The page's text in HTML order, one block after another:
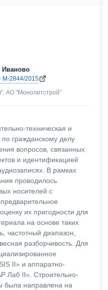
Иваново
М-2844/2015
АО "Монолитстрой"
техническая и
гражданскому делу
вопросов, связанных
и идентификацией
В рамках
проводилось
носителей с
их пригодности для
на основе таких
частотный диапазон,
разборчивость. Для
II» и аппаратно-
Лаб II». Строительно-
была направлена на